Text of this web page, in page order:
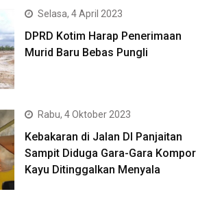
Selasa, 4 April 2023
DPRD Kotim Harap Penerimaan
Murid Baru Bebas Pungli
Rabu, 4 Oktober 2023
Kebakaran di Jalan DI Panjaitan
Sampit Diduga Gara-Gara Kompor
Kayu Ditinggalkan Menyala